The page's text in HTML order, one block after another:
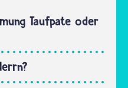
Taufpate oder